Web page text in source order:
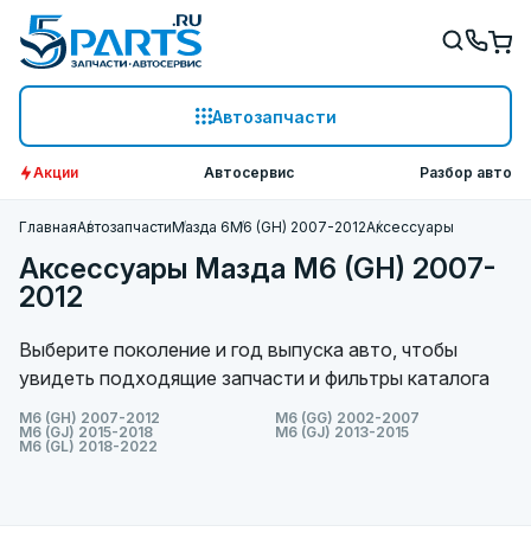
Автозапчасти
Акции Автосервис Разбор авто
ГлавнаяАвтозапчастиМазда 6M6 (GH) 2007-2012Аксессуары
Аксессуары Мазда M6 (GH) 2007-
2012
Выберите поколение и год выпуска авто, чтобы
увидеть подходящие запчасти и фильтры каталога
M6 (GH) 2007-2012
M6 (GG) 2002-2007
M6 (GJ) 2015-2018
M6 (GJ) 2013-2015
M6 (GL) 2018-2022